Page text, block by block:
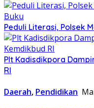
Peduli Literasi, Polsek
Plt Kadisdikpora
RI
Daerah, Pendidikan